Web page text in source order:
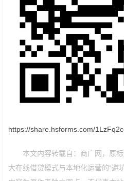
https://share.hsforms.com/
本文内容转载自：商广网，原
大在线借贷模式与本地化运营的“避